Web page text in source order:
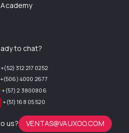
Academy
to chat?
+(52) 312 217 0252
+(506) 4000 2677
+(57) 2 3800806
+(51) 168 05 520
us? VENTAS@VAUXOO.COM